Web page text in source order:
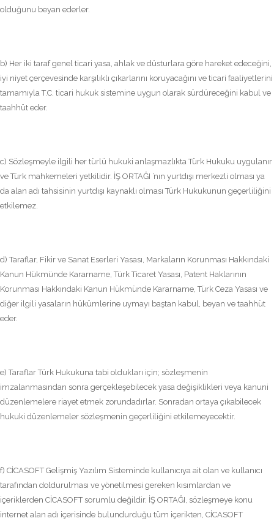
olduğunu beyan ederler.
b) Her iki taraf genel ticari yasa, ahlak ve düsturlara göre hareket edeceğini,
iyi niyet çerçevesinde karşılıklı çıkarlarını koruyacağını ve ticari faaliyetlerini
tamamıyla T.C. ticari hukuk sistemine uygun olarak sürdüreceğini kabul ve
taahhüt eder.
c) Sözleşmeyle ilgili her türlü hukuki anlaşmazlıkta Türk Hukuku uygulanır
ve Türk mahkemeleri yetkilidir. İŞ ORTAĞI ’nın yurtdışı merkezli olması ya
da alan adı tahsisinin yurtdışı kaynaklı olması Türk Hukukunun geçerliliğini
etkilemez.
d) Taraflar, Fikir ve Sanat Eserleri Yasası, Markaların Korunması Hakkındaki
Kanun Hükmünde Kararname, Türk Ticaret Yasası, Patent Haklarının
Korunması Hakkındaki Kanun Hükmünde Kararname, Türk Ceza Yasası ve
diğer ilgili yasaların hükümlerine uymayı baştan kabul, beyan ve taahhüt
eder.
e) Taraflar Türk Hukukuna tabi oldukları için; sözleşmenin
imzalanmasından sonra gerçekleşebilecek yasa değişiklikleri veya kanuni
düzenlemelere riayet etmek zorundadırlar. Sonradan ortaya çıkabilecek
hukuki düzenlemeler sözleşmenin geçerliliğini etkilemeyecektir.
f) CİCASOFT Gelişmiş Yazılım Sisteminde kullanıcıya ait olan ve kullanıcı
tarafından doldurulması ve yönetilmesi gereken kısımlardan ve
içeriklerden CİCASOFT sorumlu değildir. İŞ ORTAĞI, sözleşmeye konu
internet alan adı içerisinde bulundurduğu tüm içerikten, CİCASOFT